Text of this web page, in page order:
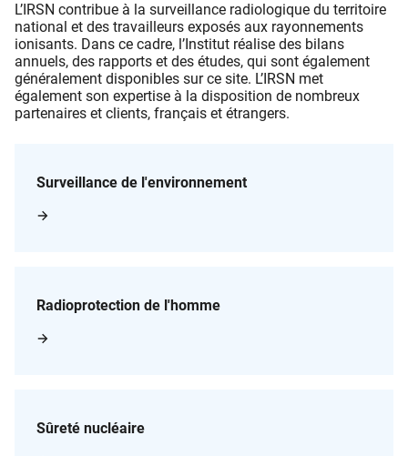
L’IRSN contribue à la surveillance radiologique du territoire
national et des travailleurs exposés aux rayonnements
ionisants. Dans ce cadre, l’Institut réalise des bilans
annuels, des rapports et des études, qui sont également
généralement disponibles sur ce site. L’IRSN met
également son expertise à la disposition de nombreux
partenaires et clients, français et étrangers.
Surveillance de l'environnement
Radioprotection de l'homme
Sûreté nucléaire